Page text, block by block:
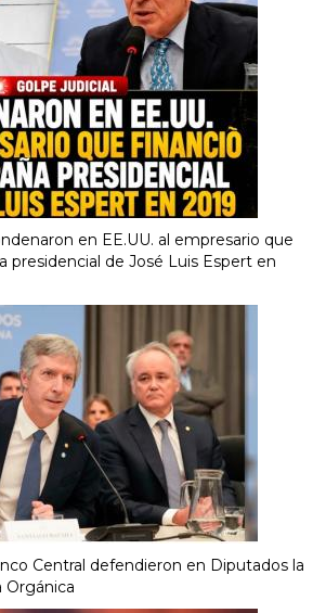
en EE.UU. al empresario que
presidencial de José Luis Espert en
Central defendieron en Diputados la
Orgánica